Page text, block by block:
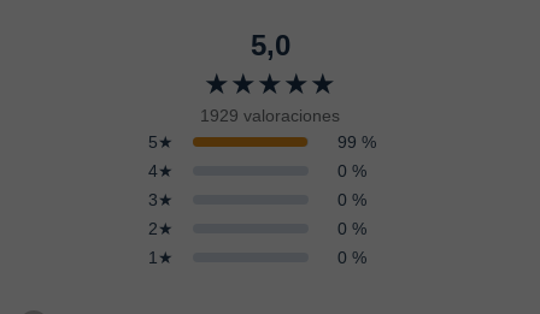
5,0
★★★★★
1929 valoraciones
5★
99 %
4★
0 %
3★
0 %
2★
0 %
1★
0 %